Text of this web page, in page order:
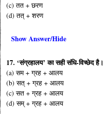
(c) तत + छरण
(d) तत् + शरण
Show Answer/Hide
17. ‘संग्रहालय’ का सही संधि-विच्छेद है।
(a) सम + ग्रह + आलय
(b) सत् + ग्रह + आलय
(c) सत + ग्रह + आलय
(d) सम् + ग्रह + आलय